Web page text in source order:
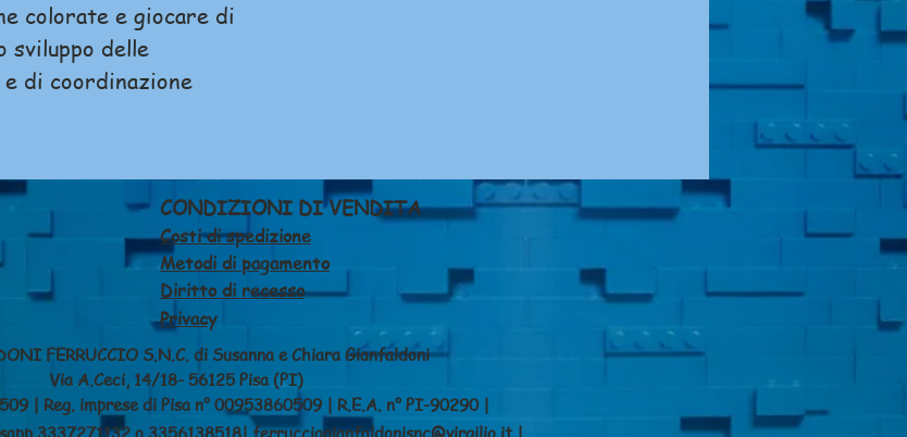
colorate e giocare di
sviluppo delle
e di coordinazione
CONDIZIONI DI VENDITA
Costi di spedizione
Metodi di pagamento
Diritto di recesso
Privacy
FERRUCCIO S.N.C. di Susanna e Chiara Gianfaldoni
Via A.Ceci, 14/18- 56125 Pisa (PI)
| Reg. imprese di Pisa n° 00953860509 | R.E.A. n° PI-90290 |